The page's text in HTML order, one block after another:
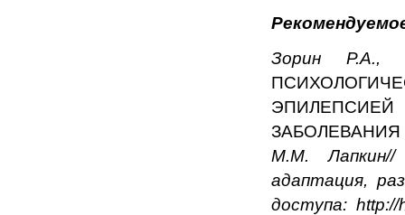
Зорин
ЗАБОЛЕВАНИЯ
М.М. Лапкин//
адаптация,
доступа: http://